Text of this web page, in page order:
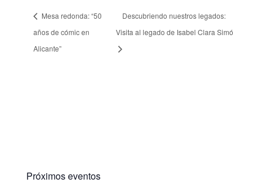
Mesa redonda: “50
años de cómic en
Alicante”
Descubriendo nuestros legados:
Visita al legado de Isabel Clara Simó
Próximos eventos